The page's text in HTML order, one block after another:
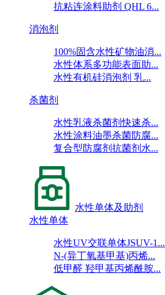
抗粘连涂料助剂 QHL 6...
消泡剂
100%固含水性矿物油消...
水性体系多功能表面助...
水性有机硅消泡剂 乳...
杀菌剂
水性乳液杀菌剂快速杀...
水性涂料油墨杀菌防腐...
复合型防腐剂抗菌剂水...
水性单体及助剂
水性单体
水性UV交联单体JSUV-1...
N-(异丁氧基甲基)丙烯...
低甲醛 羟甲基丙烯酰胺...